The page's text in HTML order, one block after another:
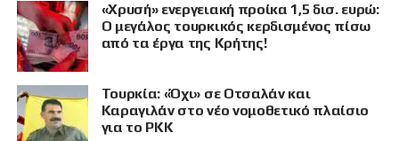
«Χρυσή» ενεργειακή προίκα 1,5 δισ. ευρώ:
Ο μεγάλος τουρκικός κερδισμένος πίσω
από τα έργα της Κρήτης!
Τουρκία: «Όχι» σε Οτσαλάν και
Καραγιλάν στο νέο νομοθετικό πλαίσιο
για το PKK